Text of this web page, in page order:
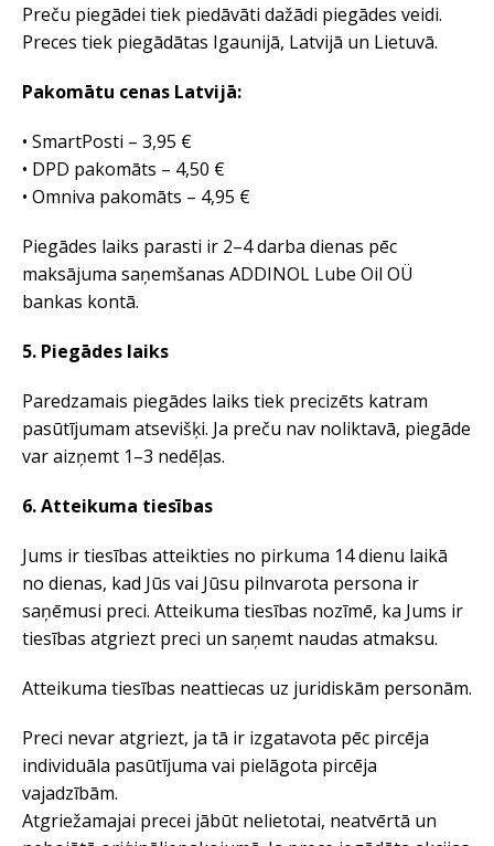
Preču piegādei tiek piedāvāti dažādi piegādes veidi.
Preces tiek piegādātas Igaunijā, Latvijā un Lietuvā.
Pakomātu cenas Latvijā:
• SmartPosti – 3,95 €
• DPD pakomāts – 4,50 €
• Omniva pakomāts – 4,95 €
Piegādes laiks parasti ir 2–4 darba dienas pēc
maksājuma saņemšanas ADDINOL Lube Oil OÜ
bankas kontā.
5. Piegādes laiks
Paredzamais piegādes laiks tiek precizēts katram
pasūtījumam atsevišķi. Ja preču nav noliktavā, piegāde
var aizņemt 1–3 nedēļas.
6. Atteikuma tiesības
Jums ir tiesības atteikties no pirkuma 14 dienu laikā
no dienas, kad Jūs vai Jūsu pilnvarota persona ir
saņēmusi preci. Atteikuma tiesības nozīmē, ka Jums ir
tiesības atgriezt preci un saņemt naudas atmaksu.
Atteikuma tiesības neattiecas uz juridiskām personām.
Preci nevar atgriezt, ja tā ir izgatavota pēc pircēja
individuāla pasūtījuma vai pielāgota pircēja
vajadzībām.
Atgriežamajai precei jābūt nelietotai, neatvērtā un